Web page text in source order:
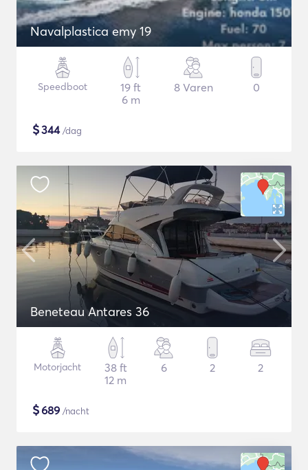
Navalplastica emy 19
Speedboot
19 ft
6 m
8 Varen 0
$344/dag
Beneteau Antares 36
Motorjacht
38 ft
12 m
6 2 2
$689 /nacht